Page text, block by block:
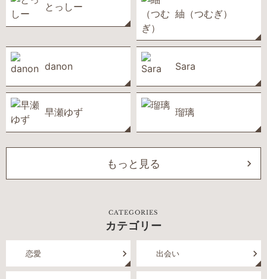
とっしー
紬（つむぎ）
danon Sara
早瀬ゆず 瑠璃
もっと見る
CATEGORIES
カテゴリー
恋愛 出会い